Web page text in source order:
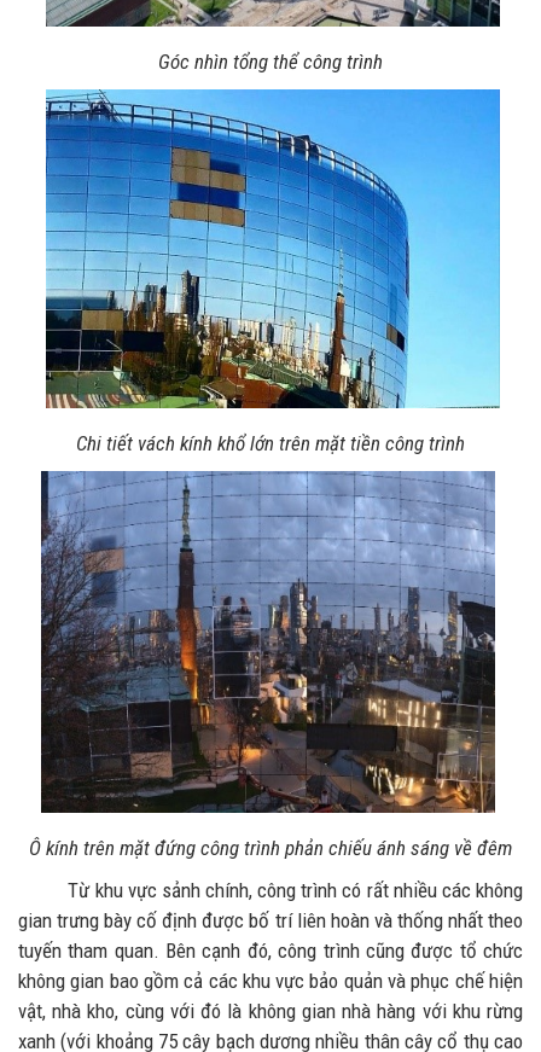
Góc nhìn tổng thể công trình
Chi tiết vách kính khổ lớn trên mặt tiền công trình
Ô kính trên mặt đứng công trình phản chiếu ánh sáng về đêm
Từ khu vực sảnh chính, công trình có rất nhiều các không
gian trưng bày cố định được bố trí liên hoàn và thống nhất theo
tuyến tham quan. Bên cạnh đó, công trình cũng được tổ chức
không gian bao gồm cả các khu vực bảo quản và phục chế hiện
vật, nhà kho, cùng với đó là không gian nhà hàng với khu rừng
xanh (với khoảng 75 cây bạch dương nhiều thân cây cổ thụ cao